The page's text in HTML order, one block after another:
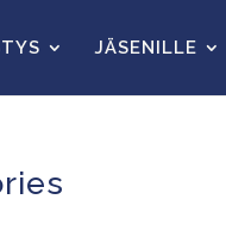
JÄSENILLE